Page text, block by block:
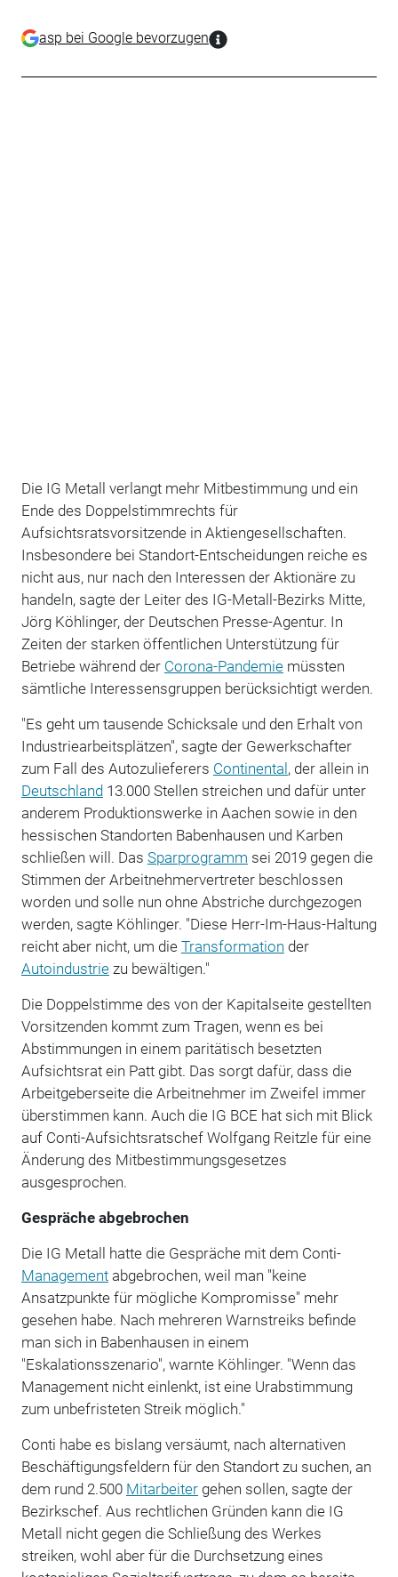
asp bei Google bevorzugen
Die IG Metall verlangt mehr Mitbestimmung und ein
Ende des Doppelstimmrechts für
Aufsichtsratsvorsitzende in Aktiengesellschaften.
Insbesondere bei Standort-Entscheidungen reiche es
nicht aus, nur nach den Interessen der Aktionäre zu
handeln, sagte der Leiter des IG-Metall-Bezirks Mitte,
Jörg Köhlinger, der Deutschen Presse-Agentur. In
Zeiten der starken öffentlichen Unterstützung für
Betriebe während der Corona-Pandemiemüssten
sämtliche Interessensgruppen berücksichtigt werden.
"Es geht um tausende Schicksale und den Erhalt von
Industriearbeitsplätzen", sagte der Gewerkschafter
zum Fall des Autozulieferers Continental, der allein in
Deutschland13.000 Stellen streichen und dafür unter
anderem Produktionswerke in Aachen sowie in den
hessischen Standorten Babenhausen und Karben
schließen will. Das Sparprogramm sei 2019 gegen die
Stimmen der Arbeitnehmervertreter beschlossen
worden und solle nun ohne Abstriche durchgezogen
werden, sagte Köhlinger. "Diese Herr-Im-Haus-Haltung
reicht aber nicht, um die Transformation der
Autoindustriezu bewältigen."
Die Doppelstimme des von der Kapitalseite gestellten
Vorsitzenden kommt zum Tragen, wenn es bei
Abstimmungen in einem paritätisch besetzten
Aufsichtsrat ein Patt gibt. Das sorgt dafür, dass die
Arbeitgeberseite die Arbeitnehmer im Zweifel immer
überstimmen kann. Auch die IG BCE hat sich mit Blick
auf Conti-Aufsichtsratschef Wolfgang Reitzle für eine
Änderung des Mitbestimmungsgesetzes
ausgesprochen.
Gespräche abgebrochen
Die IG Metall hatte die Gespräche mit dem Conti-
Managementabgebrochen, weil man "keine
Ansatzpunkte für mögliche Kompromisse" mehr
gesehen habe. Nach mehreren Warnstreiks befinde
man sich in Babenhausen in einem
"Eskalationsszenario", warnte Köhlinger. "Wenn das
Management nicht einlenkt, ist eine Urabstimmung
zum unbefristeten Streik möglich."
Conti habe es bislang versäumt, nach alternativen
Beschäftigungsfeldern für den Standort zu suchen, an
dem rund 2.500 Mitarbeitergehen sollen, sagte der
Bezirkschef. Aus rechtlichen Gründen kann die IG
Metall nicht gegen die Schließung des Werkes
streiken, wohl aber für die Durchsetzung eines